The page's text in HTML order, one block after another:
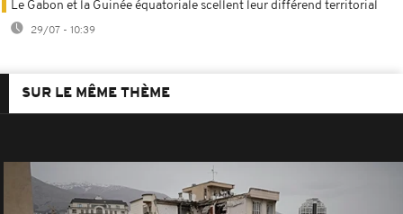
Le Gabon et la Guinée équatoriale scellent leur différend territorial
29/07 - 10:39
SUR LE MÊME THÈME